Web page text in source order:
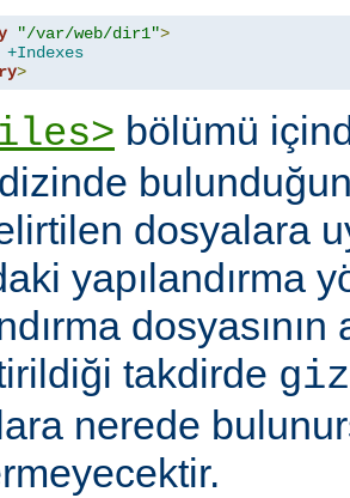
"/var/web/dir1">
+Indexes
>
bölümü
dosyalara
yapılandırma
takdirde
nerede